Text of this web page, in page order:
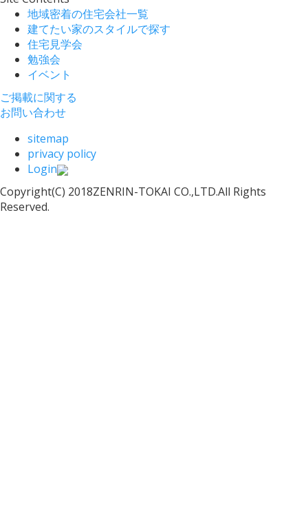
地域密着の住宅会社一覧
建てたい家のスタイルで探す
住宅見学会
勉強会
イベント
ご掲載に関する
お問い合わせ
sitemap
privacy policy
Login
Copyright(C) 2018ZENRIN-TOKAI CO.,LTD.All Rights
Reserved.